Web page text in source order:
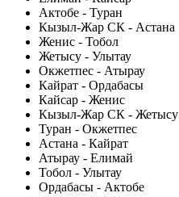
Актобе - Туран
Кызыл-Жар СК - Астана
Женис - Тобол
Жетысу - Улытау
Окжетпес - Атырау
Кайрат - Ордабасы
Кайсар - Женис
Кызыл-Жар СК - Жетысу
Туран - Окжетпес
Астана - Кайрат
Атырау - Елимай
Тобол - Улытау
Ордабасы - Актобе